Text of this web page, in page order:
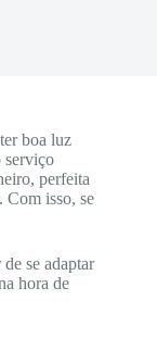
boa luz
serviço
perfeita
Com isso, se
se adaptar
hora de